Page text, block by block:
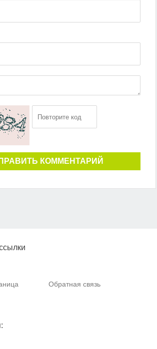
КОММЕНТАРИЙ
Обратная связь